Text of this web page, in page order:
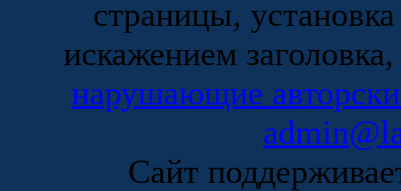
страницы,
искажением
нарушающие
Сайт